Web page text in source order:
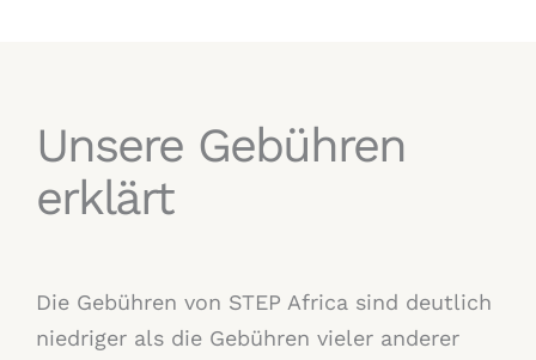
Unsere Gebühren
erklärt
Die Gebühren von STEP Africa sind deutlich
niedriger als die Gebühren vieler anderer